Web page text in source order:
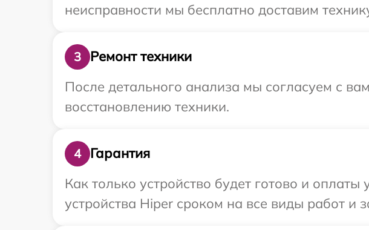
неисправности мы бесплатно доставим
3
Ремонт техники
После детального анализа мы согласуем с
восстановлению техники.
4
Гарантия
Как только устройство будет готово и
устройства Hiper сроком на все виды работ и